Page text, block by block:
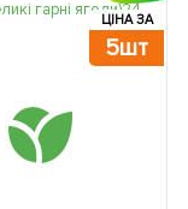
ЦІНА ЗА
5шт